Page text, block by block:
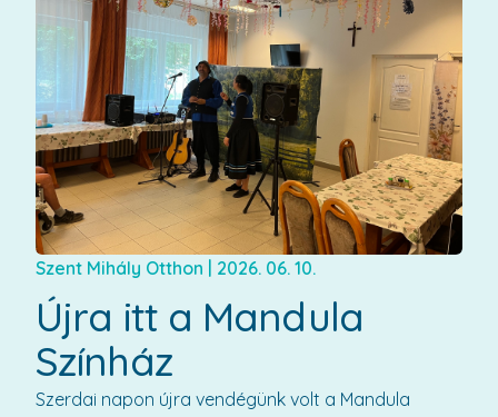
Szent Mihály Otthon | 2026. 06. 10.
Újra itt a Mandula
Színház
Szerdai napon újra vendégünk volt a Mandula